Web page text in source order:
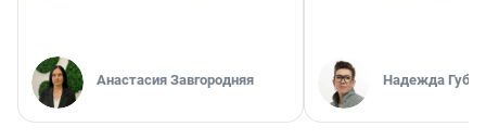
Анастасия Завгородняя Надежда